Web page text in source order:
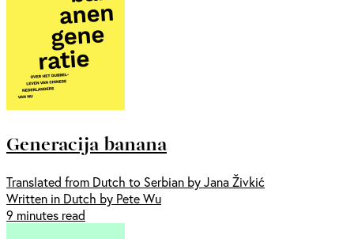
Generacija banana
Translated from Dutch to Serbian by Jana Živkić
Written in Dutch by Pete Wu
9 minutes read